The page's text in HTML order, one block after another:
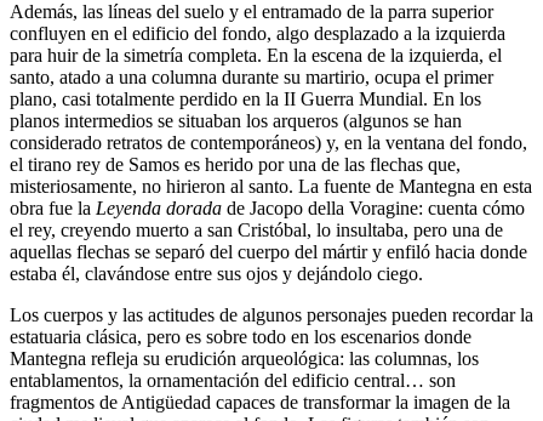
Además, las líneas del suelo y el entramado de la parra superior
confluyen en el edificio del fondo, algo desplazado a la izquierda
para huir de la simetría completa. En la escena de la izquierda, el
santo, atado a una columna durante su martirio, ocupa el primer
plano, casi totalmente perdido en la II Guerra Mundial. En los
planos intermedios se situaban los arqueros (algunos se han
considerado retratos de contemporáneos) y, en la ventana del fondo,
el tirano rey de Samos es herido por una de las flechas que,
misteriosamente, no hirieron al santo. La fuente de Mantegna en esta
obra fue la Leyenda dorada de Jacopo della Voragine: cuenta cómo
el rey, creyendo muerto a san Cristóbal, lo insultaba, pero una de
aquellas flechas se separó del cuerpo del mártir y enfiló hacia donde
estaba él, clavándose entre sus ojos y dejándolo ciego.
Los cuerpos y las actitudes de algunos personajes pueden recordar la
estatuaria clásica, pero es sobre todo en los escenarios donde
Mantegna refleja su erudición arqueológica: las columnas, los
entablamentos, la ornamentación del edificio central… son
fragmentos de Antigüedad capaces de transformar la imagen de la